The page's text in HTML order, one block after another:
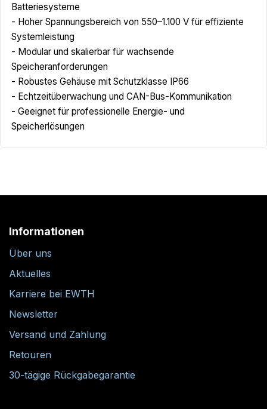
Batteriesysteme
- Hoher Spannungsbereich von 550–1.100 V für effiziente
Systemleistung
- Modular und skalierbar für wachsende
Speicheranforderungen
- Robustes Gehäuse mit Schutzklasse IP66
- Echtzeitüberwachung und CAN-Bus-Kommunikation
- Geeignet für professionelle Energie- und
Speicherlösungen
Informationen
Über uns
Aktuelles
Karriere bei EWTH
Newsletter
Versand und Zahlung
Retouren
30-tägige Rückgabegarantie